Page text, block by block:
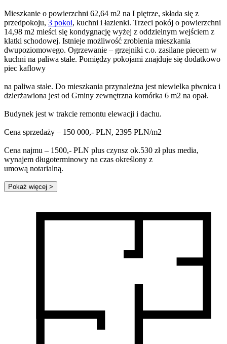
Mieszkanie o powierzchni 62,64 m2 na I piętrze, składa się z
przedpokoju, 3 pokoi, kuchni i łazienki. Trzeci pokój o powierzchni
14,98 m2 mieści się kondygnację wyżej z oddzielnym wejściem z
klatki schodowej. Istnieje możliwość zrobienia mieszkania
dwupoziomowego. Ogrzewanie – grzejniki c.o. zasilane piecem w
kuchni na paliwa stałe. Pomiędzy pokojami znajduje się dodatkowo
piec kaflowy
na paliwa stałe. Do mieszkania przynależna jest niewielka piwnica i
dzierżawiona jest od Gminy zewnętrzna komórka 6 m2 na opał.
Budynek jest w trakcie remontu elewacji i dachu.
Cena sprzedaży – 150 000,- PLN, 2395 PLN/m2
Cena najmu – 1500,- PLN plus czynsz ok.530 zł plus media,
wynajem długoterminowy na czas określony z
umową notarialną.
Pokaż więcej >